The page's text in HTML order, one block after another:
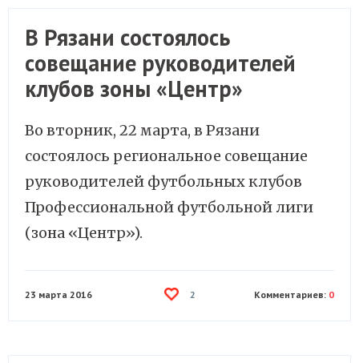
В Рязани состоялось
совещание руководителей
клубов зоны «Центр»
Во вторник, 22 марта, в Рязани
состоялось региональное совещание
руководителей футбольных клубов
Профессиональной футбольной лиги
(зона «Центр»).
23 марта 2016 2 Комментариев: 0